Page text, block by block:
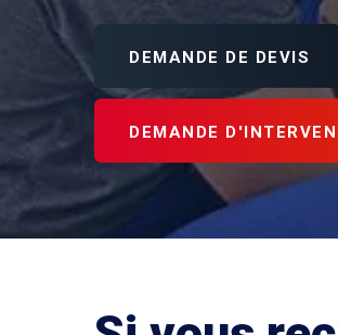
DEMANDE DE DEVIS
DEMANDE